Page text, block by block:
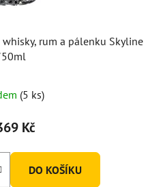
rum a pálenku Skyline
(5 ks)
Kč
DO KOŠÍKU